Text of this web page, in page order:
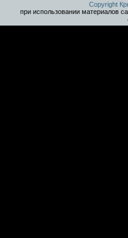
Copyright
при использовании материалов